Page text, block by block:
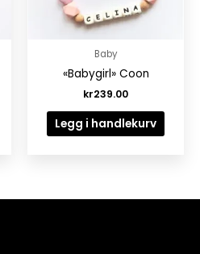
Baby
«Babygirl» Coon
kr239.00
Legg i handlekurv